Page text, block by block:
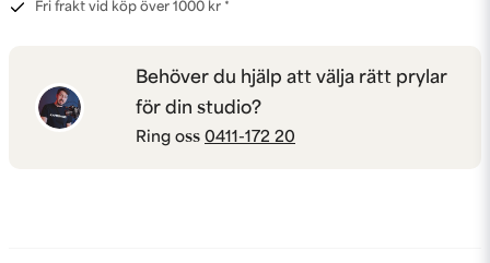
Fri frakt vid köp över 1000 kr *
Behöver du hjälp att välja rätt prylar
för din studio?
Ring oss 0411-172 20